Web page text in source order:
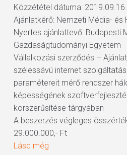
Közzététel dátuma: 2019.09.16.
Ajánlatkérő: Nemzeti Média- és
Nyertes ajánlattevő: Budapesti
Gazdaságtudományi Egyetem
Vállalkozási szerződés –
szélessávú internet
paramétereit mérő rendszer
képességének
korszerűsítése tárgyában
A beszerzés végleges
29.000.000,- Ft
Lásd még